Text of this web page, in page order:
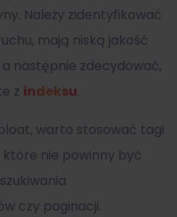
Należy zidentyfikować
mają niską jakość
następnie zdecydować,
z indeksu.
warto stosować tagi
nie powinny być
czy paginacji.